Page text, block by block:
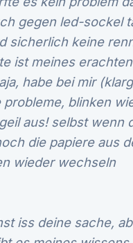
gegen led-sockel
sicherlich keine
ist meines
habe bei mir
blinken
aus! selbst wenn
die papiere aus
wieder wechseln
iss deine sache,